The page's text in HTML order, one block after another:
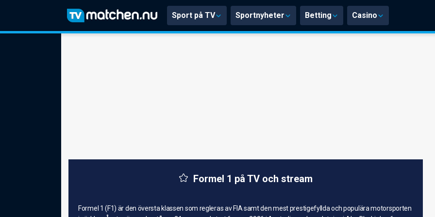
Sport på TV Sportnyheter Betting Casino
Formel 1 på TV och stream
Formel 1 (F1) är den översta klassen som regleras av FIA samt den mest prestigefyllda och populära motorsporten